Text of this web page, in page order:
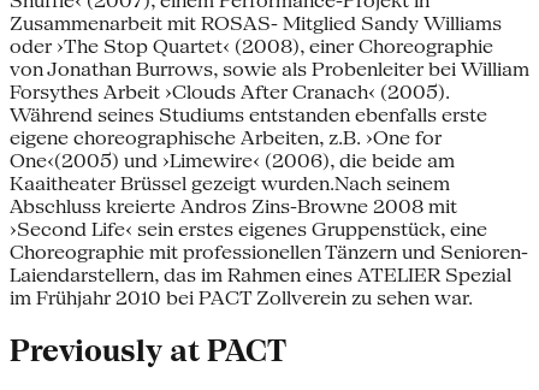
Zusammenarbeit mit ROSAS- Mitglied Sandy Williams
oder ›The Stop Quartet‹ (2008), einer Choreographie
von Jonathan Burrows, sowie als Probenleiter bei William
Forsythes Arbeit ›Clouds After Cranach‹ (2005).
Während seines Studiums entstanden ebenfalls erste
eigene choreographische Arbeiten, z.B. ›One for
One‹(2005) und ›Limewire‹ (2006), die beide am
Kaaitheater Brüssel gezeigt wurden.Nach seinem
Abschluss kreierte Andros Zins-Browne 2008 mit
›Second Life‹ sein erstes eigenes Gruppenstück, eine
Choreographie mit professionellen Tänzern und Senioren-
Laiendarstellern, das im Rahmen eines ATELIER Spezial
im Frühjahr 2010 bei PACT Zollverein zu sehen war.
Previously at PACT